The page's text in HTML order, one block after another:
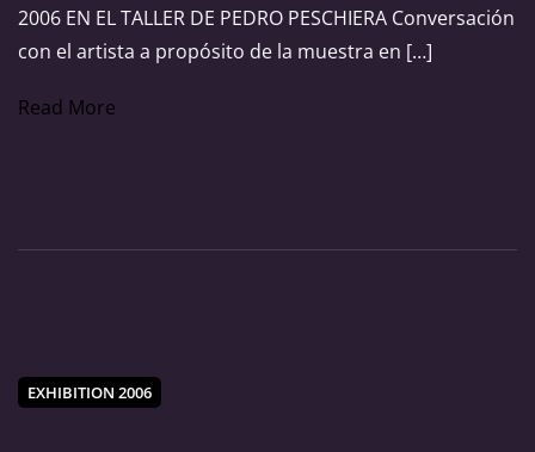
2006 EN EL TALLER DE PEDRO PESCHIERA Conversación
con el artista a propósito de la muestra en […]
Read More
EXHIBITION 2006